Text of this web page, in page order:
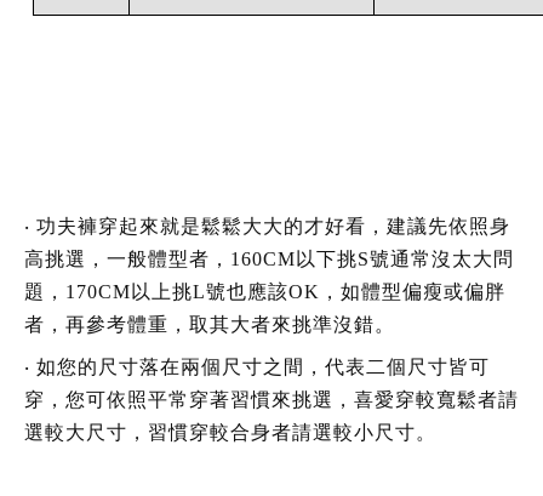
‧ 功夫褲穿起來就是鬆鬆大大的才好看，建議先依照身
高挑選，一般體型者，160CM以下挑S號通常沒太大問
題，170CM以上挑L號也應該OK，如體型偏瘦或偏胖
者，再參考體重，取其大者來挑準沒錯。
‧ 如您的尺寸落在兩個尺寸之間，代表二個尺寸皆可
穿，您可依照平常穿著習慣來挑選，喜愛穿較寬鬆者請
選較大尺寸，習慣穿較合身者請選較小尺寸。